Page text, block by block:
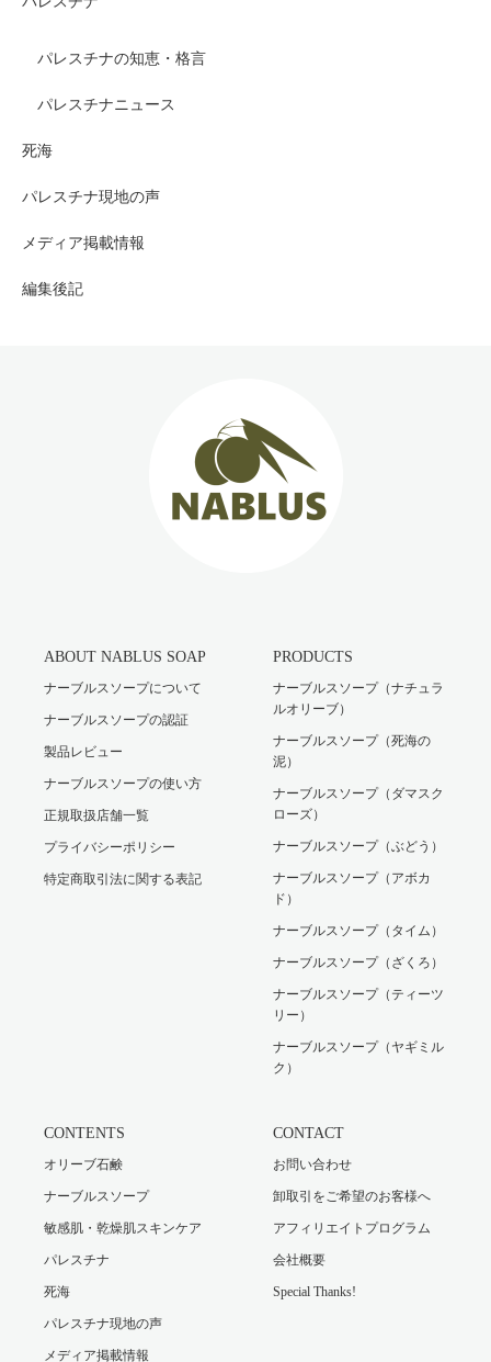
パレスチナの知恵・格言
パレスチナニュース
死海
パレスチナ現地の声
メディア掲載情報
編集後記
ABOUT NABLUS SOAP
ナーブルスソープについて
ナーブルスソープの認証
製品レビュー
ナーブルスソープの使い方
正規取扱店舗一覧
プライバシーポリシー
特定商取引法に関する表記
PRODUCTS
ナーブルスソープ（ナチュラ
ルオリーブ）
ナーブルスソープ（死海の
泥）
ナーブルスソープ（ダマスク
ローズ）
ナーブルスソープ（ぶどう）
ナーブルスソープ（アボカ
ド）
ナーブルスソープ（タイム）
ナーブルスソープ（ざくろ）
ナーブルスソープ（ティーツ
リー）
ナーブルスソープ（ヤギミル
ク）
CONTENTS
オリーブ石鹸
ナーブルスソープ
敏感肌・乾燥肌スキンケア
パレスチナ
死海
パレスチナ現地の声
メディア掲載情報
CONTACT
お問い合わせ
卸取引をご希望のお客様へ
アフィリエイトプログラム
会社概要
Special Thanks!